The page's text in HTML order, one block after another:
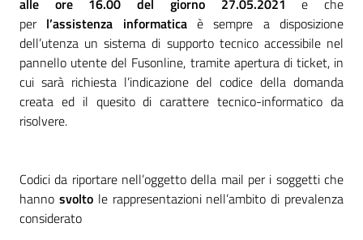
alle ore 16.00 del giorno 27.05.2021e che
per l’assistenza informaticaè sempre a disposizione
dell’utenza un sistema di supporto tecnico accessibile nel
pannello utente del Fusonline, tramite apertura di ticket, in
cui sarà richiesta l’indicazione del codice della domanda
creata ed il quesito di carattere tecnico-informatico da
risolvere.
Codici da riportare nell’oggetto della mail per i soggetti che
hanno svoltole rappresentazioni nell’ambito di prevalenza
considerato